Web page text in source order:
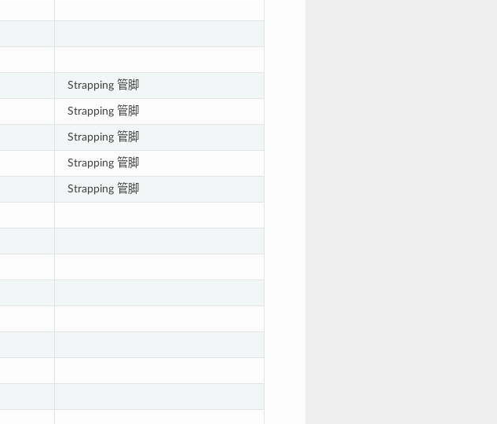
Strapping 管脚
Strapping 管脚
Strapping 管脚
Strapping 管脚
Strapping 管脚